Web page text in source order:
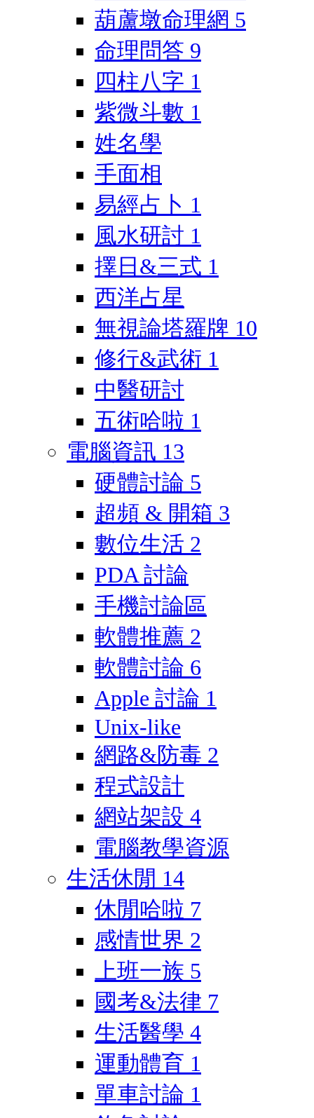
葫蘆墩命理網 5
命理問答 9
四柱八字 1
紫微斗數 1
姓名學
手面相
易經占卜 1
風水研討 1
擇日&三式 1
西洋占星
無視論塔羅牌 10
修行&武術 1
中醫研討
五術哈啦 1
電腦資訊 13
硬體討論 5
超頻 & 開箱 3
數位生活 2
PDA 討論
手機討論區
軟體推薦 2
軟體討論 6
Apple 討論 1
Unix-like
網路&防毒 2
程式設計
網站架設 4
電腦教學資源
生活休閒 14
休閒哈啦 7
感情世界 2
上班一族 5
國考&法律 7
生活醫學 4
運動體育 1
單車討論 1